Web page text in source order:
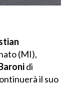
(MI),
di
il suo